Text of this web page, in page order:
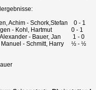
Achim - Schork,Stefan 0 - 1
- Kohl, Hartmut 0 - 1
Alexander - Bauer, Jan 1 - 0
Manuel - Schmitt, Harry ½ - ½